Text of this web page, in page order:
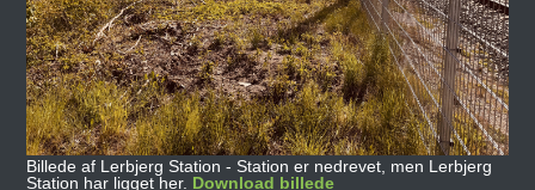
Billede af Lerbjerg Station - Station er nedrevet, men Lerbjerg
Station har ligget her. Download billede